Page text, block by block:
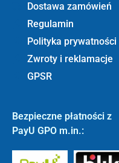
Dostawa zamówień
Regulamin
Polityka prywatności
Zwroty i reklamacje
GPSR
Bezpieczne płatności z
PayU GPO m.in.: